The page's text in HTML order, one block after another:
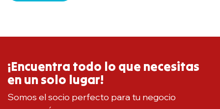
¡Encuentra todo lo que necesitas
en un solo lugar!
Somos el socio perfecto para tu negocio